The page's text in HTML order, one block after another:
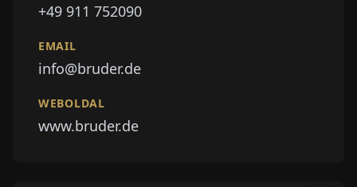
+49 911 752090
EMAIL
info@bruder.de
WEBOLDAL
www.bruder.de